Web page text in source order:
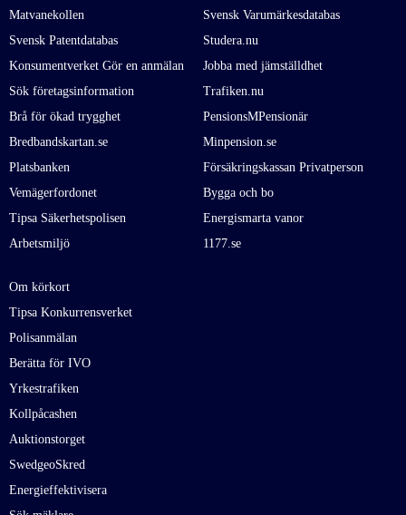
Matvanekollen
Svensk Patentdatabas
Konsumentverket Gör en anmälan
Sök företagsinformation
Brå för ökad trygghet
Bredbandskartan.se
Platsbanken
Vemägerfordonet
Tipsa Säkerhetspolisen
Arbetsmiljö
Svensk Varumärkesdatabas
Studera.nu
Jobba med jämställdhet
Trafiken.nu
PensionsMPensionär
Minpension.se
Försäkringskassan Privatperson
Bygga och bo
Energismarta vanor
1177.se
Om körkort
Tipsa Konkurrensverket
Polisanmälan
Berätta för IVO
Yrkestrafiken
Kollpåcashen
Auktionstorget
SwedgeoSkred
Energieffektivisera